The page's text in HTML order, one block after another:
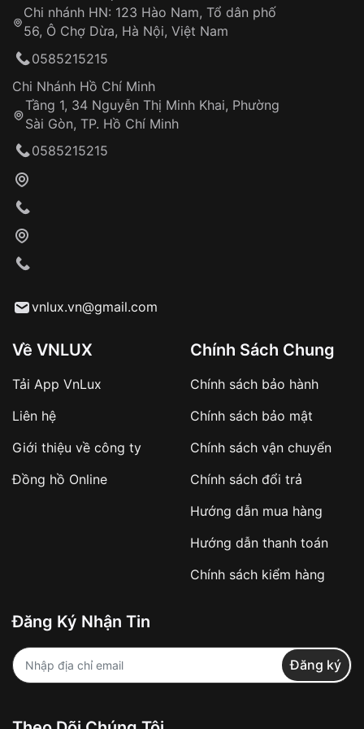
Từ khóa SEO:
Khách hàng kiểm tra và thanh toán trực tiếp
Từ khóa SEO:
sản phẩm đặc biệt
hàng
Số tiền còn lại thanh toán khi nhận hàng hoặc
✔️ Đảm bảo xử lý đơn hàng nhanh chóng
✔️ Hạn chế tình trạng hủy đơn không mong
Từ khóa SEO:
Khách hàng được
Đảm bảo quyền lợi khách hàng
Đồng hành cùng khách hàng trong suốt quá
trình sử dụng
Chi nhánh HN: 123 Hào Nam, Tổ dân phố
56, Ô Chợ Dừa, Hà Nội, Việt Nam
0585215215
Chi Nhánh Hồ Chí Minh
Tầng 1, 34 Nguyễn Thị Minh Khai, Phường
Sài Gòn, TP. Hồ Chí Minh
0585215215
vnlux.vn@gmail.com
Về VNLUX
Tải App VnLux
Liên hệ
Giới thiệu về công ty
Đồng hồ Online
Chính Sách Chung
Chính sách bảo hành
Chính sách bảo mật
Chính sách vận chuyển
Chính sách đổi trả
Hướng dẫn mua hàng
Hướng dẫn thanh toán
Chính sách kiểm hàng
Đăng Ký Nhận Tin
Đăng ký